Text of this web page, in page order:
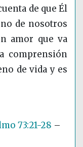
de que Él
de nosotros
amor que va
comprensión
de vida y es
73:21-28 –